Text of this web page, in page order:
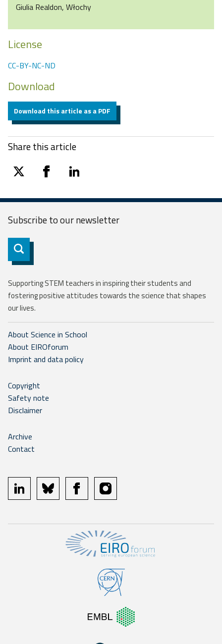
Giulia Realdon, Włochy
License
CC-BY-NC-ND
Download
Download this article as a PDF
Share this article
twitter facebooklinkedin
Subscribe to ournewsletter
Subscribe
Supporting STEM teachers in inspiring their students and
fostering positive attitudes towards the science that shapes
our lives.
About Science in School
About EIROforum
Imprint and data policy
Copyright
Safety note
Disclaimer
Archive
Contact
linkedin bluesky facebookinstagram